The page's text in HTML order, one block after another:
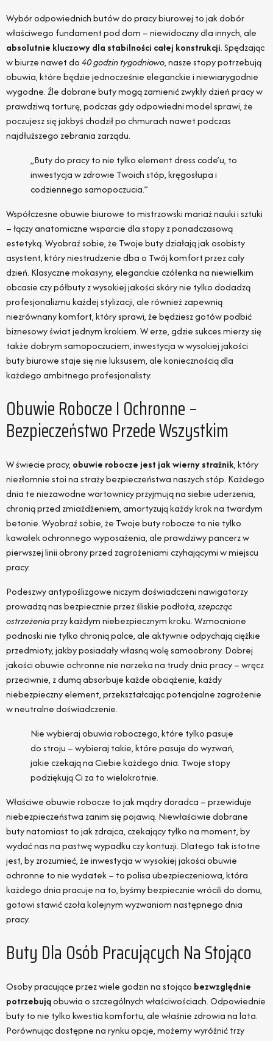
Wybór odpowiednich butów do pracy biurowej to jak dobór
właściwego fundament pod dom – niewidoczny dla innych, ale
absolutnie kluczowy dla stabilności całej konstrukcji. Spędzając
w biurze nawet do40 godzin tygodniowo, nasze stopy potrzebują
obuwia, które będzie jednocześnie eleganckie i niewiarygodnie
wygodne. Źle dobrane buty mogą zamienić zwykły dzień pracy w
prawdziwą torturę, podczas gdy odpowiedni model sprawi, że
poczujesz się jakbyś chodził po chmurach nawet podczas
najdłuższego zebrania zarządu.
„Buty do pracy to nie tylko element dress code’u, to
inwestycja w zdrowie Twoich stóp, kręgosłupa i
codziennego samopoczucia.”
Współczesne obuwie biurowe to mistrzowski mariaż nauki i sztuki
– łączy anatomiczne wsparcie dla stopy z ponadczasową
estetyką. Wyobraź sobie, że Twoje buty działają jak osobisty
asystent, który niestrudzenie dba o Twój komfort przez cały
dzień. Klasyczne mokasyny, eleganckie czółenka na niewielkim
obcasie czy półbuty z wysokiej jakości skóry nie tylko dodadzą
profesjonalizmu każdej stylizacji, ale również zapewnią
niezrównany komfort, który sprawi, że będziesz gotów podbić
biznesowy świat jednym krokiem. W erze, gdzie sukces mierzy się
także dobrym samopoczuciem, inwestycja w wysokiej jakości
buty biurowe staje się nie luksusem, ale koniecznością dla
każdego ambitnego profesjonalisty.
Obuwie Robocze I Ochronne –
Bezpieczeństwo Przede Wszystkim
W świecie pracy, obuwie robocze jest jak wierny strażnik, który
niezłomnie stoi na straży bezpieczeństwa naszych stóp. Każdego
dnia te niezawodne wartownicy przyjmują na siebie uderzenia,
chronią przed zmiażdżeniem, amortyzują każdy krok na twardym
betonie. Wyobraź sobie, że Twoje buty robocze to nie tylko
kawałek ochronnego wyposażenia, ale prawdziwy pancerz w
pierwszej linii obrony przed zagrożeniami czyhającymi w miejscu
pracy.
Podeszwy antypoślizgowe niczym doświadczeni nawigatorzy
prowadzą nas bezpiecznie przez śliskie podłoża,szepcząc
ostrzeżeniaprzy każdym niebezpiecznym kroku. Wzmocnione
podnoski nie tylko chronią palce, ale aktywnie odpychają ciężkie
przedmioty, jakby posiadały własną wolę samoobrony. Dobrej
jakości obuwie ochronne nie narzeka na trudy dnia pracy – wręcz
przeciwnie, z dumą absorbuje każde obciążenie, każdy
niebezpieczny element, przekształcając potencjalne zagrożenie
w neutralne doświadczenie.
Nie wybieraj obuwia roboczego, które tylko pasuje
do stroju – wybieraj takie, które pasuje do wyzwań,
jakie czekają na Ciebie każdego dnia. Twoje stopy
podziękują Ci za to wielokrotnie.
Właściwe obuwie robocze to jak mądry doradca – przewiduje
niebezpieczeństwa zanim się pojawią. Niewłaściwie dobrane
buty natomiast to jak zdrajca, czekający tylko na moment, by
wydać nas na pastwę wypadku czy kontuzji. Dlatego tak istotne
jest, by zrozumieć, że inwestycja w wysokiej jakości obuwie
ochronne to nie wydatek – to polisa ubezpieczeniowa, która
każdego dnia pracuje na to, byśmy bezpiecznie wrócili do domu,
gotowi stawić czoła kolejnym wyzwaniom następnego dnia
pracy.
Buty Dla Osób Pracujących Na Stojąco
Osoby pracujące przez wiele godzin na stojąco bezwzględnie
potrzebująobuwia o szczególnych właściwościach. Odpowiednie
buty to nie tylko kwestia komfortu, ale właśnie zdrowia na lata.
Porównując dostępne na rynku opcje, możemy wyróżnić trzy